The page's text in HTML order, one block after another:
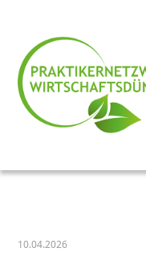
10.04.2026